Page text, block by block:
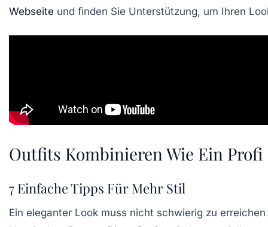
Webseite und finden Sie Unterstützung, um Ihren
Outfits Kombinieren Wie Ein Profi
7 Einfache Tipps Für Mehr Stil
Ein eleganter Look muss nicht schwierig zu